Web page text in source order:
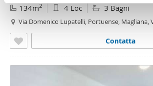
pubblicità e social media, i quali
con altre informazioni che ha fornito loro
raccolto dal suo utilizzo dei loro servizi.
134m2 4 Loc 3 Bagni
Via Domenico Lupatelli, Portuense, Magliana,
Contatta